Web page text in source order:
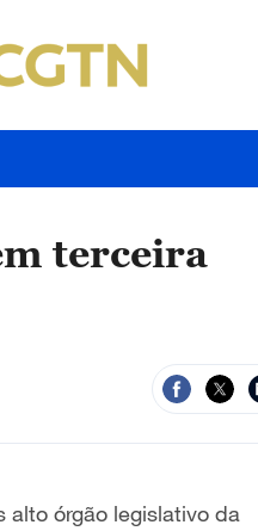
terceira
alto órgão legislativo da